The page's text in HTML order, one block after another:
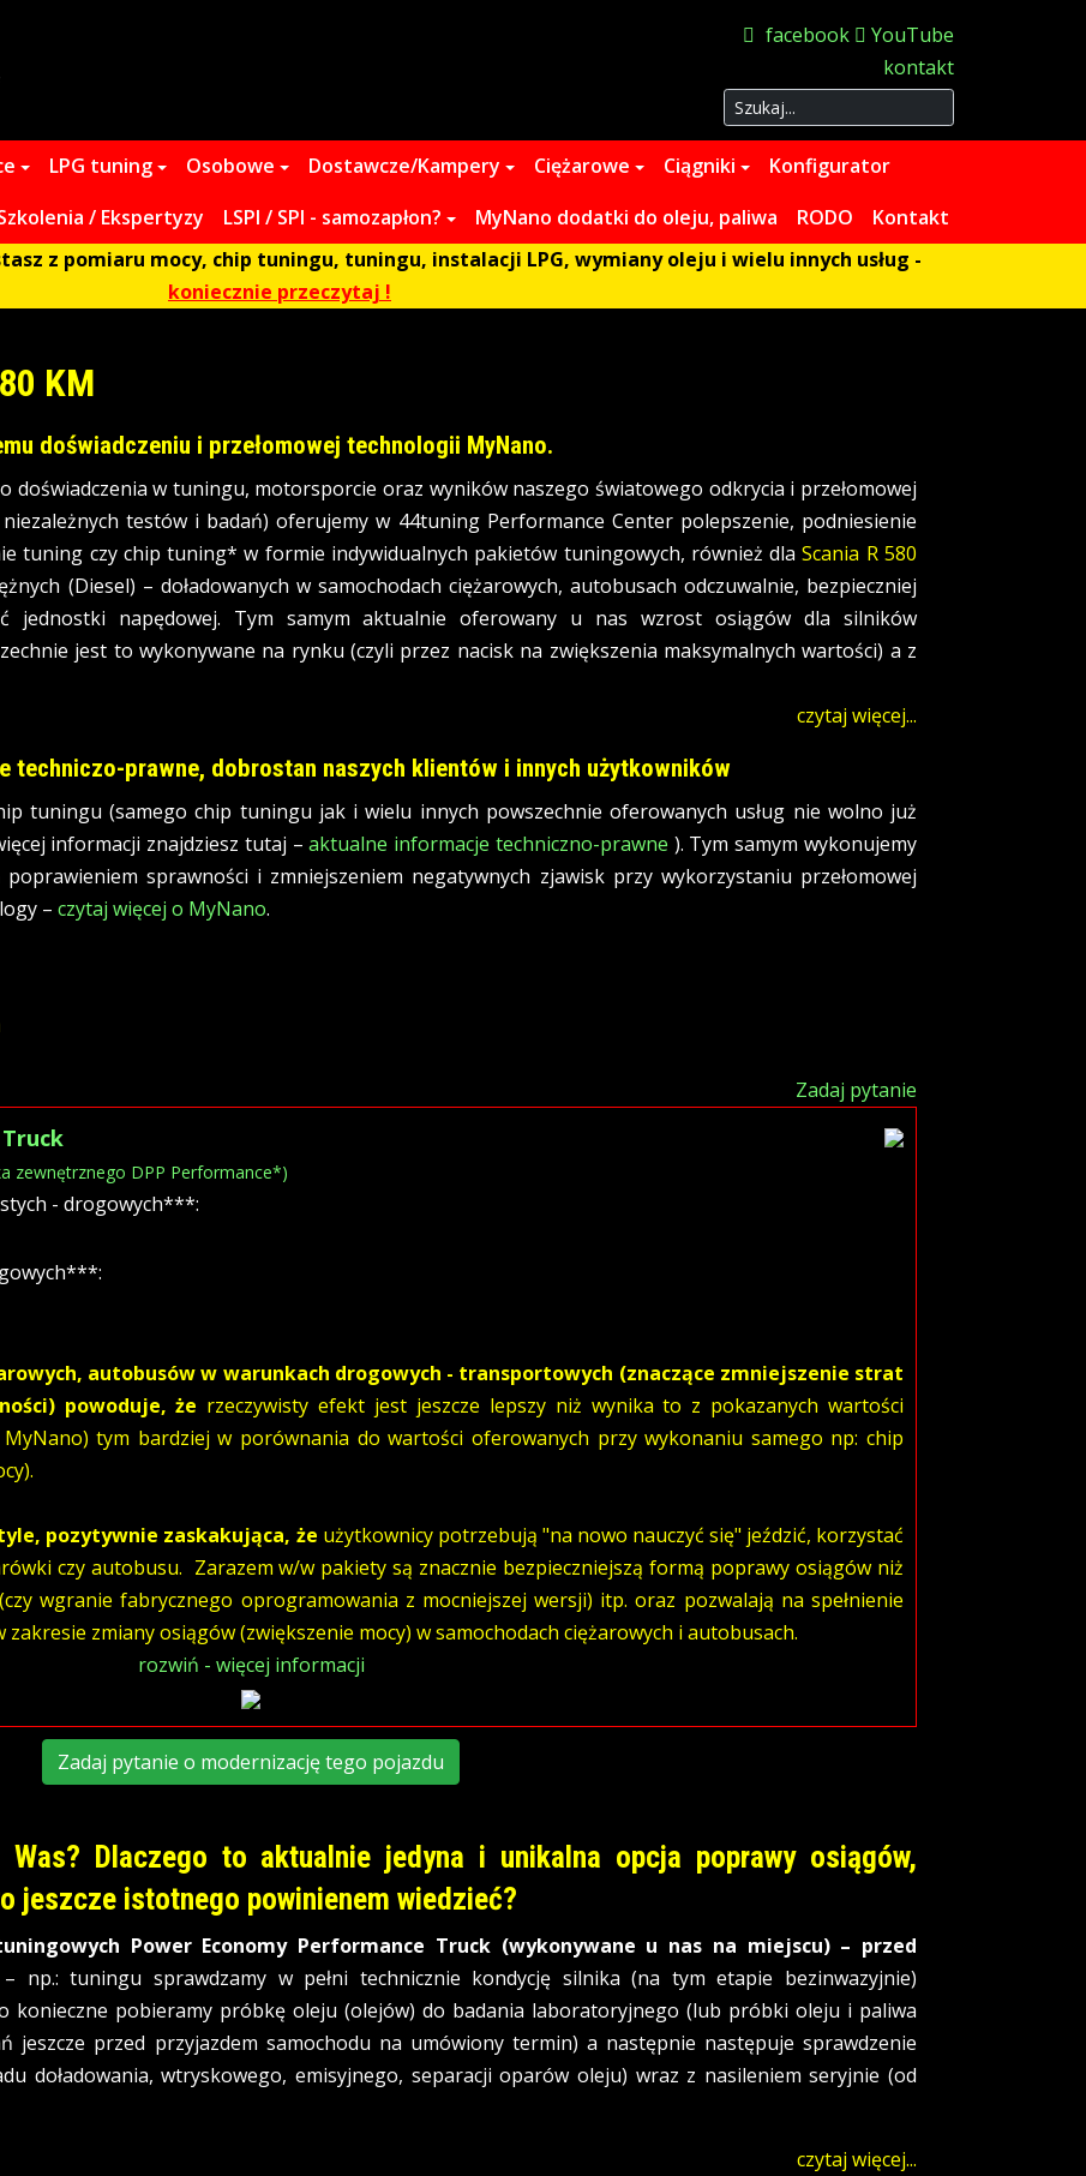
facebook
YouTube
kontakt
Szukaj
LPG tuning Osobowe Dostawcze/Kampery Ciężarowe Ciągniki
Konfigurator
/ Ekspertyzy LSPI / SPI - samozapłon? MyNano dodatki do oleju, paliwa RODO
Kontakt
z pomiaru mocy, chip tuningu, tuningu, instalacji LPG, wymiany oleju i wielu innych usług -
koniecznie przeczytaj !
KM
doświadczeniu i przełomowej technologii MyNano.
doświadczenia w tuningu, motorsporcie oraz wyników naszego światowego odkrycia i przełomowej
testów i badań) oferujemy w 44tuning Performance Center polepszenie, podniesienie
tuning czy chip tuning* w formie indywidualnych pakietów tuningowych, również dlaScania R 580
(Diesel) – doładowanych w samochodach ciężarowych, autobusach odczuwalnie, bezpieczniej
jednostki napędowej. Tym samym aktualnie oferowany u nas wzrost osiągów dla silników
jest to wykonywane na rynku (czyli przez nacisk na zwiększenia maksymalnych wartości) a z
czytaj więcej...
techniczo-prawne, dobrostan naszych klientów i innych użytkowników
tuningu (samego chip tuningu jak i wielu innych powszechnie oferowanych usług nie wolno już
informacji znajdziesz tutaj –aktualne informacje techniczno-prawne ). Tym samym wykonujemy
sprawności i zmniejszeniem negatywnych zjawisk przy wykorzystaniu przełomowej
– czytaj więcej o MyNano.
Zadaj pytanie
zewnętrznego DPP Performance*)
- drogowych***:
autobusów w warunkach drogowych - transportowych (znaczące zmniejszenie strat
powoduje, że rzeczywisty efekt jest jeszcze lepszy niż wynika to z pokazanych wartości
MyNano) tym bardziej w porównania do wartości oferowanych przy wykonaniu samego np: chip
pozytywnie zaskakująca, że użytkownicy potrzebują "na nowo nauczyć się" jeździć, korzystać
czy autobusu. Zarazem w/w pakiety są znacznie bezpieczniejszą formą poprawy osiągów niż
wgranie fabrycznego oprogramowania z mocniejszej wersji) itp. oraz pozwalają na spełnienie
zmiany osiągów (zwiększenie mocy) w samochodach ciężarowych i autobusach.
rozwiń - więcej informacji
Zadaj pytanie o modernizację tego pojazdu
Dlaczego to aktualnie jedyna i unikalna opcja poprawy osiągów,
jeszcze istotnego powinienem wiedzieć?
Power Economy Performance Truck (wykonywane u nas na miejscu) – przed
np.: tuningu sprawdzamy w pełni technicznie kondycję silnika (na tym etapie bezinwazyjnie)
konieczne pobieramy próbkę oleju (olejów) do badania laboratoryjnego (lub próbki oleju i paliwa
jeszcze przed przyjazdem samochodu na umówiony termin) a następnie następuje sprawdzenie
doładowania, wtryskowego, emisyjnego, separacji oparów oleju) wraz z nasileniem seryjnie (od
czytaj więcej...